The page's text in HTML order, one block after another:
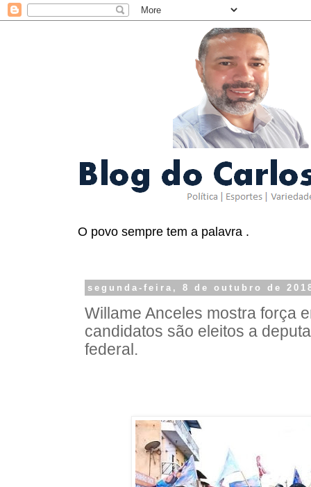
O povo sempre tem a palavra .
segunda-feira, 8 de outubro de
Willame Anceles mostra força
candidatos são eleitos a
federal.